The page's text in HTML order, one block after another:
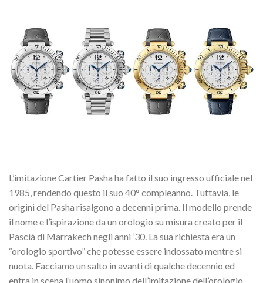
L’imitazione Cartier Pasha ha fatto il suo ingresso ufficiale nel
1985, rendendo questo il suo 40° compleanno. Tuttavia, le
origini del Pasha risalgono a decenni prima. Il modello prende
il nome e l’ispirazione da un orologio su misura creato per il
Pascià di Marrakech negli anni ’30. La sua richiesta era un
“orologio sportivo” che potesse essere indossato mentre si
nuota. Facciamo un salto in avanti di qualche decennio ed
entra in scena l’uomo sinonimo dell’imitazione dell’orologio